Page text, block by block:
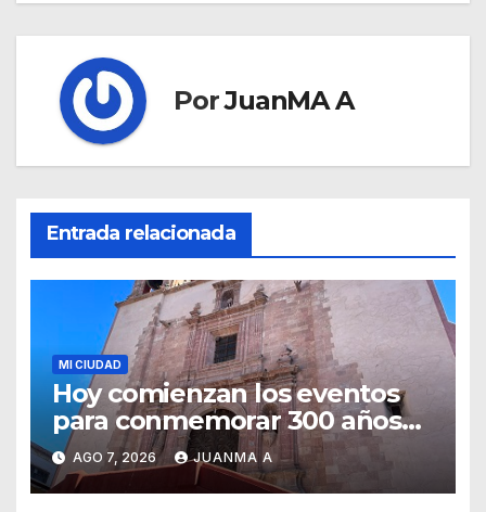
PorJuanMA A
Entrada relacionada
MI CIUDAD
Hoy comienzan los eventos
para conmemorar 300 años
del templo de San Roque
AGO 7, 2026 JUANMA A